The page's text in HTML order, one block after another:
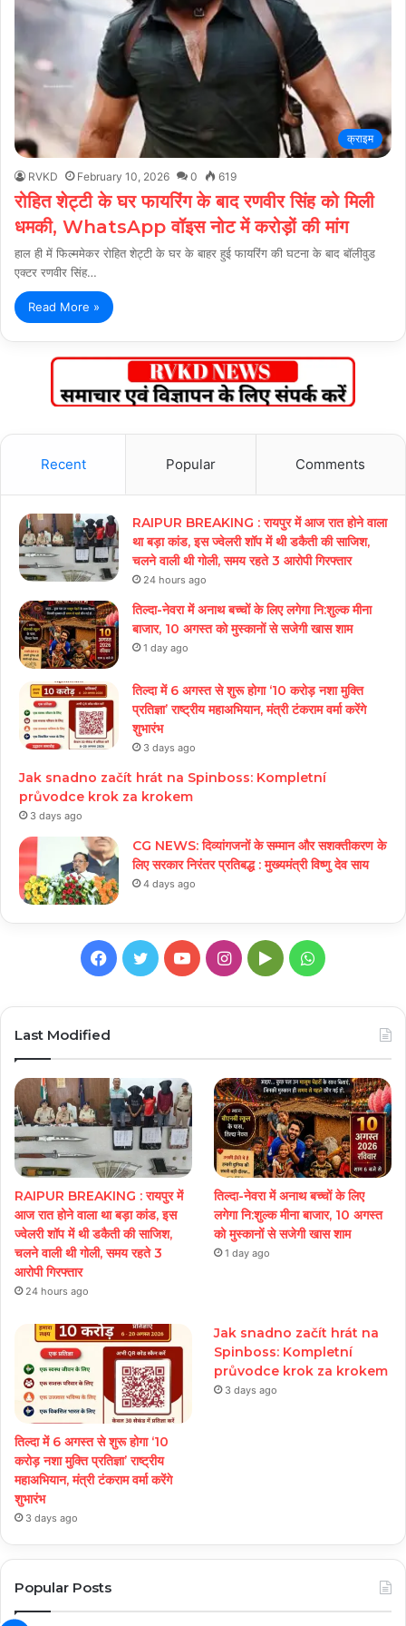
क्राइम
RVKD February 10, 2026 0 619
रोहित शेट्टी के घर फायरिंग के बाद रणवीर सिंह को मिली
धमकी, WhatsApp वॉइस नोट में करोड़ों की मांग
हाल ही में फिल्ममेकर रोहित शेट्टी के घर के बाहर हुई फायरिंग की घटना के बाद बॉलीवुड
एक्टर रणवीर सिंह…
Read More »
Recent Popular Comments
RAIPUR BREAKING : रायपुर में आज रात होने वाला
था बड़ा कांड, इस ज्वेलरी शॉप में थी डकैती की साजिश,
चलने वाली थी गोली, समय रहते 3 आरोपी गिरफ्तार
24 hours ago
तिल्दा-नेवरा में अनाथ बच्चों के लिए लगेगा नि:शुल्क मीना
बाजार, 10 अगस्त को मुस्कानों से सजेगी खास शाम
1 day ago
तिल्दा में 6 अगस्त से शुरू होगा ‘10 करोड़ नशा मुक्ति
प्रतिज्ञा’ राष्ट्रीय महाअभियान, मंत्री टंकराम वर्मा करेंगे
शुभारंभ
3 days ago
Jak snadno začít hrát na Spinboss: Kompletní
průvodce krok za krokem
3 days ago
CG NEWS: दिव्यांगजनों के सम्मान और सशक्तीकरण के
लिए सरकार निरंतर प्रतिबद्ध : मुख्यमंत्री विष्णु देव साय
4 days ago
Facebook
TwitterYouTubeInstagram
GoogleWhatsApp
Last Modified
RAIPUR BREAKING : रायपुर में
आज रात होने वाला था बड़ा कांड, इस
ज्वेलरी शॉप में थी डकैती की साजिश,
चलने वाली थी गोली, समय रहते 3
आरोपी गिरफ्तार
24 hours ago
तिल्दा-नेवरा में अनाथ बच्चों के लिए
लगेगा नि:शुल्क मीना बाजार, 10 अगस्त
को मुस्कानों से सजेगी खास शाम
1 day ago
तिल्दा में 6 अगस्त से शुरू होगा ‘10
करोड़ नशा मुक्ति प्रतिज्ञा’ राष्ट्रीय
महाअभियान, मंत्री टंकराम वर्मा करेंगे
शुभारंभ
3 days ago
Jak snadno začít hrát na
Spinboss: Kompletní
průvodce krok za krokem
3 days ago
Popular Posts